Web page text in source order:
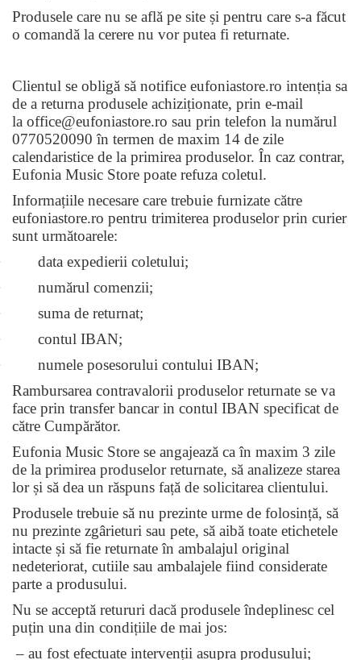
Produsele care nu se află pe site și pentru care s-a făcut
o comandă la cerere nu vor putea fi returnate.
Clientul se obligă să notifice eufoniastore.ro intenția sa
de a returna produsele achiziționate, prin e-mail
la office@eufoniastore.ro sau prin telefon la numărul
0770520090 în termen de maxim 14 de zile
calendaristice de la primirea produselor. În caz contrar,
Eufonia Music Store poate refuza coletul.
Informațiile necesare care trebuie furnizate către
eufoniastore.ro pentru trimiterea produselor prin curier
sunt următoarele:
data expedierii coletului;
numărul comenzii;
suma de returnat;
contul IBAN;
numele posesorului contului IBAN;
Rambursarea contravalorii produselor returnate se va
face prin transfer bancar in contul IBAN specificat de
către Cumpărător.
Eufonia Music Store se angajează caîn maxim 3 zile
de la primirea produselor returnate, să analizeze starea
lor și să dea un răspuns față de solicitarea clientului.
Produsele trebuie să nu prezinte urme de folosință, să
nu prezinte zgârieturi sau pete, să aibă toate etichetele
intacte și să fie returnate în ambalajul original
nedeteriorat, cutiile sau ambalajele fiind considerate
parte a produsului.
Nu se acceptă retururi dacă produsele îndeplinesc cel
puțin una din condițiile de mai jos:
– au fost efectuate intervenții asupra produsului;